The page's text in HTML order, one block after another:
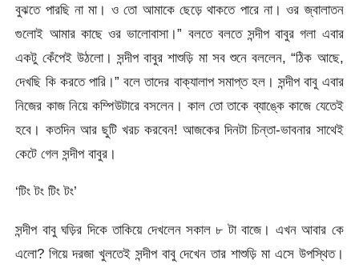
বুঝতে পারছি না মা। ও তো আমাকে ছেড়ে থাকতে পারে না। ওর জ্বালাতন
গুলোই আমার কাছে ওর ভালোবাসা।” বলতে বলতে সন্দীপ বাবুর গলা এবার
একটু কেঁপেই উঠলো। সন্দীপ বাবুর শাশুড়ি মা সব শুনে বললেন, “ঠিক আছে,
দেখছি কি করতে পারি।” বলে তাদের বাক্যালাপ সমাপ্ত হল। সন্দীপ বাবু এবার
নিজের কাজ নিয়ে কম্পিউটারে বসলেন। কাল তো তাকে ব্যাঙ্কে কাজে যেতেই
হবে। কতদিন আর ছুটি খরচ করবেন! আজকের দিনটা চিন্তা-ভাবনার সাথেই
কেটে গেল সন্দীপ বাবুর।
‘টিং টং টিং টং’
সন্দীপ বাবু ঘড়ির দিকে তাকিয়ে দেখলেন সকাল ৮ টা বাজে। এখন আবার কে
এলো? গিয়ে দরজা খুলতেই সন্দীপ বাবু দেখেন তার শাশুড়ি মা এসে উপস্থিত।